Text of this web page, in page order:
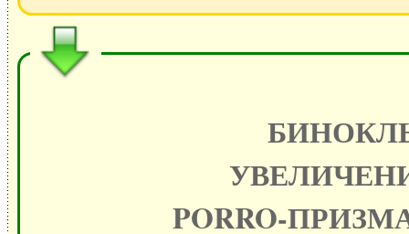
БИНОКЛЬ
PORRO-